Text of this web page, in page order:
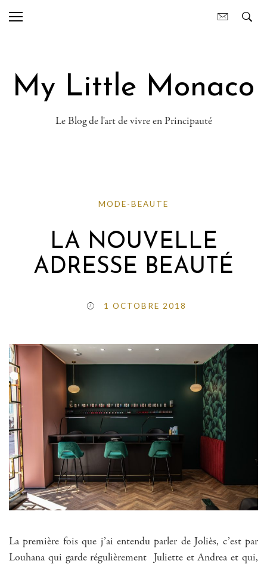
My Little Monaco
Le Blog de l'art de vivre en Principauté
MODE-BEAUTE
LA NOUVELLE
ADRESSE BEAUTÉ
1 OCTOBRE 2018
La première fois que j’ai entendu parler de Joliès, c’est par
Louhana qui garde régulièrement Juliette et Andrea et qui,